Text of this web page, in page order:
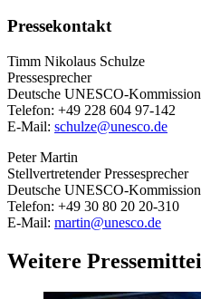
Pressekontakt
Timm Nikolaus Schulze
Pressesprecher
Deutsche UNESCO-Kommission
Telefon: +49 228 604 97-142
E-Mail: schulze@unesco.de
Peter Martin
Stellvertretender Pressesprecher
Deutsche UNESCO-Kommission
Telefon: +49 30 80 20 20-310
E-Mail: martin@unesco.de
Weitere